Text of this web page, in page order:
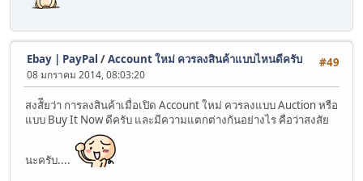
#49
Ebay | PayPal /Account ใหม่ ควรลงสินค้าแบบไหนดีครับ
08 มกราคม 2014, 08:03:20
สงสัียว่า การลงสินค้าเมื่อเปิด Account ใหม่ ควรลงแบบ Auction หรือ
แบบ Buy It Now ดีครับ และมีความแตกต่างกันอย่างไร คือว่าสงสัย
นะครับ....